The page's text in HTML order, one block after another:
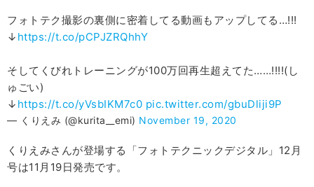
フォトテク撮影の裏側に密着してる動画もアップしてる…!!!
↓ https://t.co/pCPJZRQhhY
そしてくびれトレーニングが100万回再生超えてた……!!!!(し
ゅごい)
↓ https://t.co/yVsbIKM7c0 pic.twitter.com/gbuDliji9P
— くりえみ (@kurita__emi) November 19, 2020
くりえみさんが登場する「フォトテクニックデジタル」12月
号は11月19日発売です。